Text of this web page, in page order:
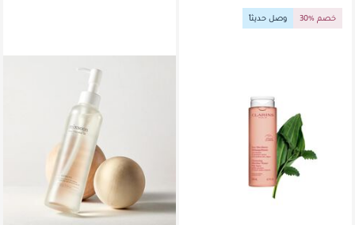
30% خصم وصل حديثاً